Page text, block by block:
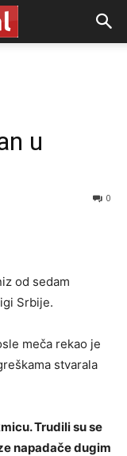
u
0
od sedam
Srbije.
meča rekao je
stvarala
Trudili su se
napadače dugim